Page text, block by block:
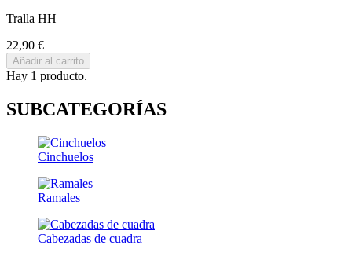
Tralla HH
22,90 €
Añadir al carrito
Hay 1 producto.
SUBCATEGORÍAS
Cinchuelos
Ramales
Cabezadas de cuadra